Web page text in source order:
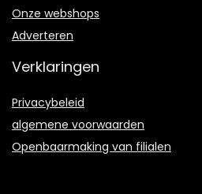
Onze webshops
Adverteren
Verklaringen
Privacybeleid
algemene voorwaarden
Openbaarmaking van filialen